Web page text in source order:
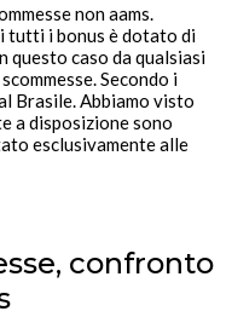
non aams.
tutti i bonus è dotato di
questo caso da qualsiasi
Secondo i
Brasile. Abbiamo visto
a disposizione sono
esclusivamente alle
confronto